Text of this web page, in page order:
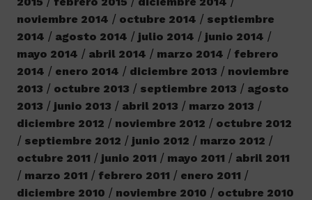
noviembre 2014
octubre 2014
septiembre
2014
agosto 2014 julio 2014
junio 2014
mayo 2014
abril 2014 marzo 2014
febrero
2014
enero 2014 diciembre 2013
noviembre
2013
octubre 2013 septiembre 2013
agosto
2013
junio 2013 abril 2013
marzo 2013
diciembre 2012
noviembre 2012
octubre 2012
septiembre 2012
junio 2012
marzo 2012
octubre 2011
junio 2011 mayo 2011
abril 2011
marzo 2011
febrero 2011
enero 2011
diciembre 2010
noviembre 2010 octubre 2010